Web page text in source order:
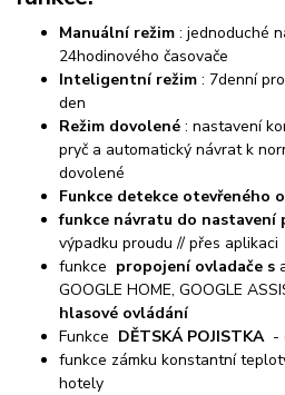
Manuální režim : jednoduché
24hodinového časovače
Inteligentní režim : 7denní
den
Režim dovolené : nastavení
pryč a automatický návrat k
dovolené
Funkce detekce otevřeného
funkce návratu do nastavení
výpadku proudu // přes aplikaci
funkce propojení ovladače s
GOOGLE HOME, GOOGLE
hlasové ovládání
Funkce DĚTSKÁ POJISTKA-
funkce zámku konstantní
hotely